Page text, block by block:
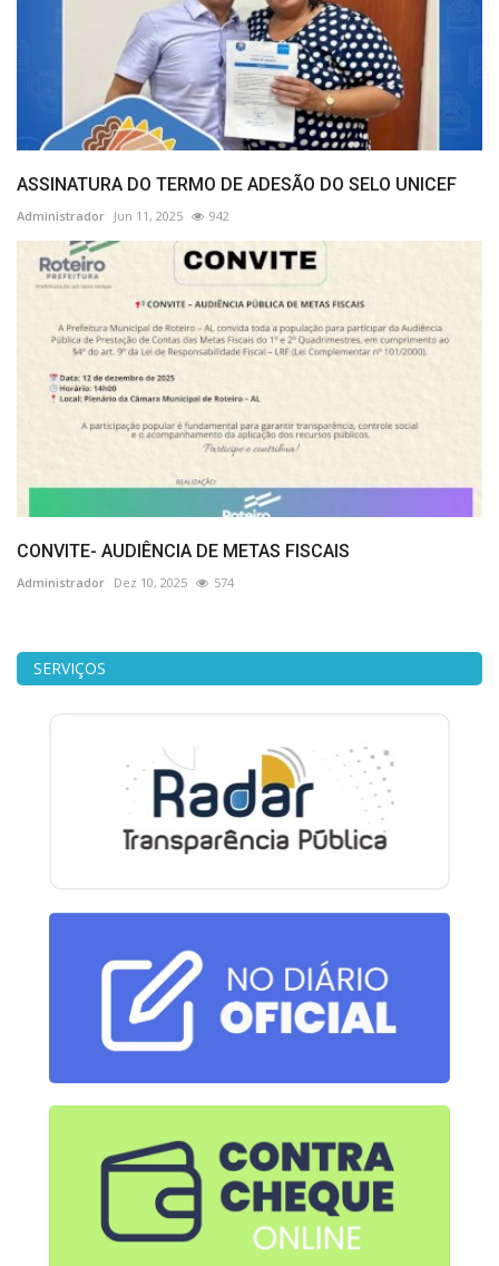
ASSINATURA DO TERMO DE ADESÃO DO SELO UNICEF
Administrador Jun 11, 2025 942
CONVITE- AUDIÊNCIA DE METAS FISCAIS
Administrador Dez 10, 2025 574
SERVIÇOS